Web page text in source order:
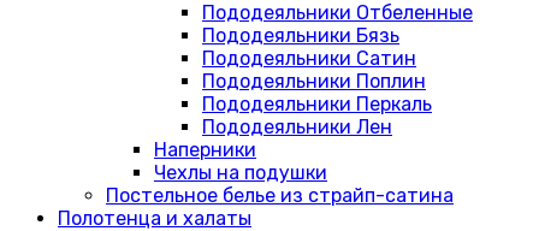
Пододеяльники Отбеленные
Пододеяльники Бязь
Пододеяльники Сатин
Пододеяльники Поплин
Пододеяльники Перкаль
Пододеяльники Лен
Наперники
Чехлы на подушки
Постельное белье из страйп-сатина
Полотенца и халаты